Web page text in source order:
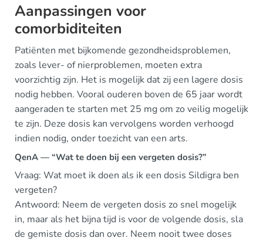
Aanpassingen voor
comorbiditeiten
Patiënten met bijkomende gezondheidsproblemen,
zoals lever- of nierproblemen, moeten extra
voorzichtig zijn. Het is mogelijk dat zij een lagere dosis
nodig hebben. Vooral ouderen boven de 65 jaar wordt
aangeraden te starten met 25 mg om zo veilig mogelijk
te zijn. Deze dosis kan vervolgens worden verhoogd
indien nodig, onder toezicht van een arts.
QenA — “Wat te doen bij een vergeten dosis?”
Vraag: Wat moet ik doen als ik een dosis Sildigra ben
vergeten?
Antwoord: Neem de vergeten dosis zo snel mogelijk
in, maar als het bijna tijd is voor de volgende dosis, sla
de gemiste dosis dan over. Neem nooit twee doses